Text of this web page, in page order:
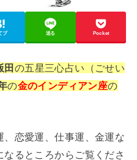
ブ 送る Pocket
田 の五星三心占い（ごせい
の金のインディアン座の
恋愛運、仕事運、金運な
るところからご覧くださ